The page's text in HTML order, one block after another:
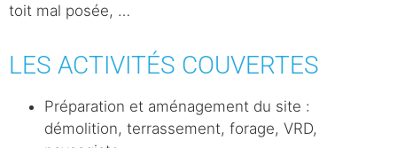
toit mal posée, …
LES ACTIVITÉS COUVERTES
Préparation et aménagement du site :
démolition, terrassement, forage, VRD,